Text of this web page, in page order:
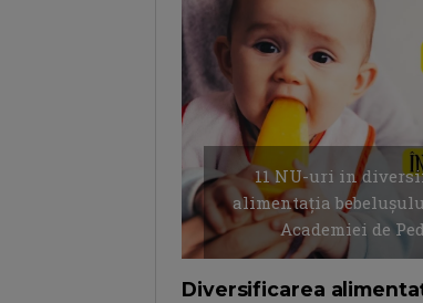
11 NU-uri in
alimentația
Academiei de
Diversificarea